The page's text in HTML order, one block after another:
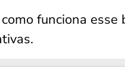
funciona